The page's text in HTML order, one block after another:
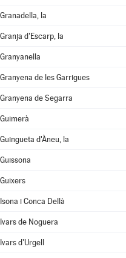
Granadella, la
Granja d'Escarp, la
Granyanella
Granyena de les Garrigues
Granyena de Segarra
Guimerà
Guingueta d'Àneu, la
Guissona
Guixers
Isona i Conca Dellà
Ivars de Noguera
Ivars d'Urgell